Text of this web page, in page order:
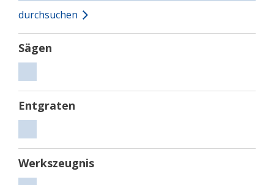
durchsuchen
Sägen
Entgraten
Werkszeugnis